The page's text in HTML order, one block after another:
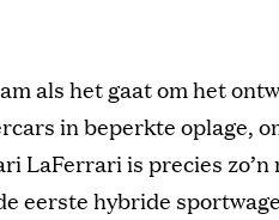
als het gaat om het
in beperkte oplage,
LaFerrari is precies zo’n
eerste hybride